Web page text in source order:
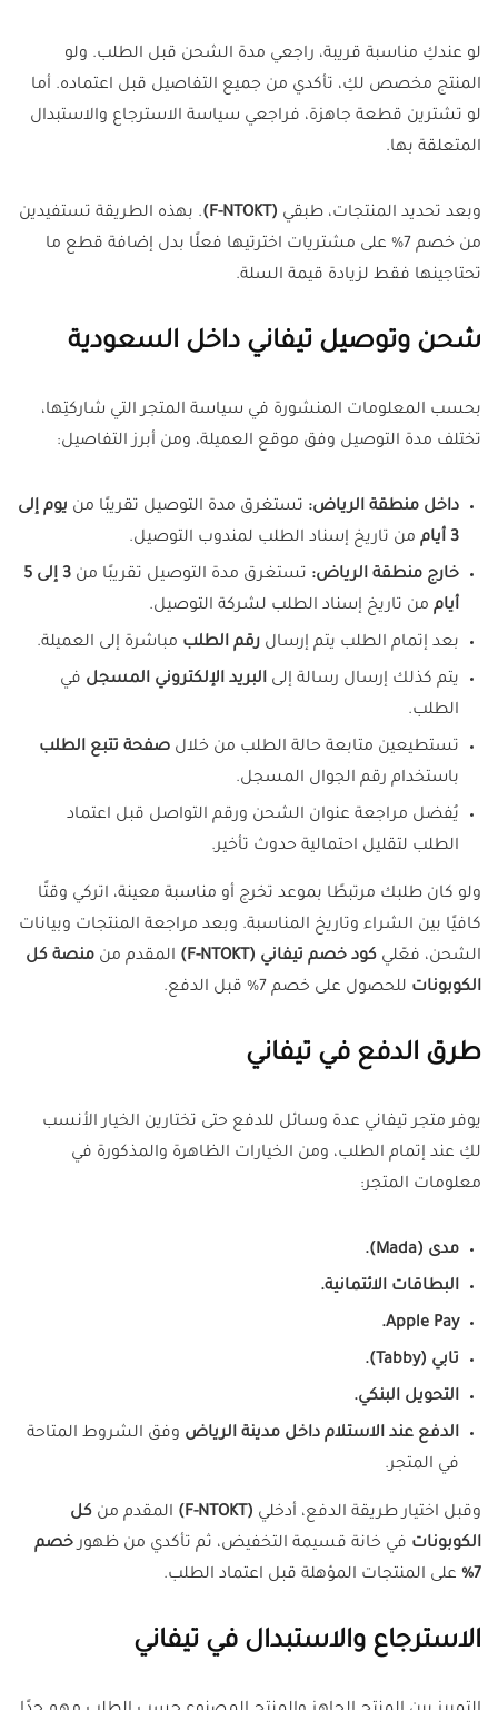
لو عندكِ مناسبة قريبة، راجعي مدة الشحن قبل الطلب. ولو
المنتج مخصص لكِ، تأكدي من جميع التفاصيل قبل اعتماده. أما
لو تشترين قطعة جاهزة، فراجعي سياسة الاسترجاع والاستبدال
المتعلقة بها.
وبعد تحديد المنتجات، طبقي (F-NTOKT)
. بهذه الطريقة تستفيدين
من خصم 7% على مشتريات اخترتيها فعلًا بدل إضافة قطع ما
تحتاجينها فقط لزيادة قيمة السلة.
شحن وتوصيل تيفاني داخل السعودية
بحسب المعلومات المنشورة في سياسة المتجر التي شاركتِها،
تختلف مدة التوصيل وفق موقع العميلة، ومن أبرز التفاصيل:
داخل منطقة الرياض: تستغرق مدة التوصيل تقريبًا من يوم إلى
3 أيام
من تاريخ إسناد الطلب لمندوب التوصيل.
خارج منطقة الرياض: تستغرق مدة التوصيل تقريبًا من
3 إلى 5
أيام من تاريخ إسناد الطلب لشركة التوصيل.
بعد إتمام الطلب يتم إرسال رقم الطلب مباشرة إلى العميلة.
يتم كذلك إرسال رسالة إلى البريد الإلكتروني المسجل في
الطلب.
تستطيعين متابعة حالة الطلب من خلال صفحة تتبع الطلب
باستخدام رقم الجوال المسجل.
يُفضل مراجعة عنوان الشحن ورقم التواصل قبل اعتماد
الطلب لتقليل احتمالية حدوث تأخير.
ولو كان طلبك مرتبطًا بموعد تخرج أو مناسبة معينة، اتركي وقتًا
كافيًا بين الشراء وتاريخ المناسبة. وبعد مراجعة المنتجات وبيانات
الشحن، فعّلي كود خصم تيفاني (F-NTOKT) المقدم من منصة كل
الكوبونات للحصول على خصم 7% قبل الدفع.
طرق الدفع في تيفاني
يوفر متجر تيفاني عدة وسائل للدفع حتى تختارين الخيار الأنسب
لكِ عند إتمام الطلب، ومن الخيارات الظاهرة والمذكورة في
معلومات المتجر:
مدى (Mada).
البطاقات الائتمانية.
Apple Pay.
تابي (Tabby).
التحويل البنكي.
الدفع عند الاستلام داخل مدينة الرياض وفق الشروط المتاحة
في المتجر.
وقبل اختيار طريقة الدفع، أدخلي (F-NTOKT) المقدم من كل
الكوبونات في خانة قسيمة التخفيض، ثم تأكدي من ظهورخصم
7%
على المنتجات المؤهلة قبل اعتماد الطلب.
الاسترجاع والاستبدال في تيفاني